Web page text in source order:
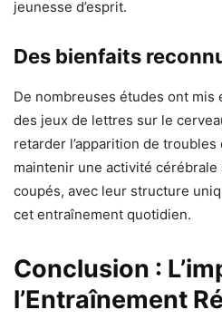
jeunesse d’esprit.
Des bienfaits
De nombreuses études ont mis
des jeux de lettres sur le
retarder l’apparition de
maintenir une activité cérébrale
coupés, avec leur structure
cet entraînement quotidien.
Conclusion :
l’Entraînement